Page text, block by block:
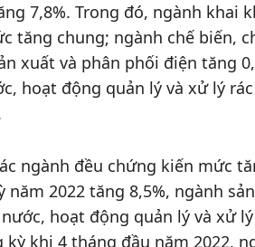
7,8%. Trong đó, ngành khai
tăng chung; ngành chế biến,
xuất và phân phối điện tăng
hoạt động quản lý và xử lý
ngành đều chứng kiến mức
năm 2022 tăng 8,5%, ngành
hoạt động quản lý và xử
khi 4 tháng đầu năm 2022,